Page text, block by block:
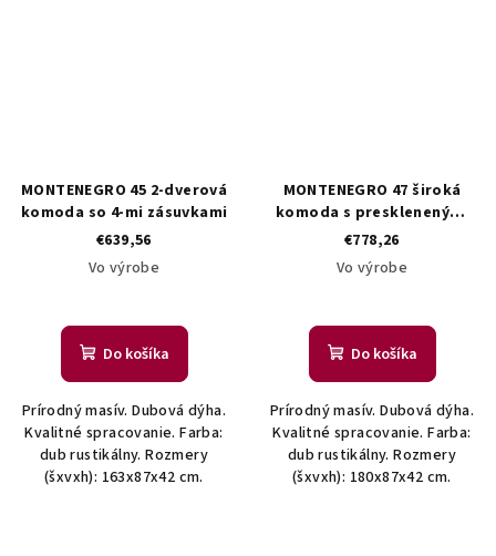
MONTENEGRO 45 2-dverová
komoda so 4-mi zásuvkami
€639,56
Vo výrobe
Do košíka
Prírodný masív. Dubová dýha.
Kvalitné spracovanie. Farba:
dub rustikálny. Rozmery
(šxvxh): 163x87x42 cm.
MONTENEGRO 47 široká
komoda s presklenenými
dvierkami
€778,26
Vo výrobe
Do košíka
Prírodný masív. Dubová dýha.
Kvalitné spracovanie. Farba:
dub rustikálny. Rozmery
(šxvxh): 180x87x42 cm.